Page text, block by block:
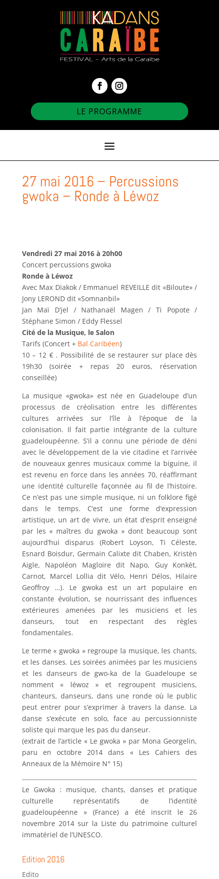
LE PROGRAMME
27 mai 2016 – Percussions
gwoka – Ronde à Léwoz
Vendredi 27 mai 2016 à 20h00
Concert percussions gwoka
Ronde à Léwoz
Avec Max Diakok / Emmanuel REVEILLE dit «Biloute» /
Jony LEROND dit «Somnanbil»
Jan Maï D’jel / Nathanaël Magen / Ti Popote /
Stéphane Simon / Eddy Flessel
Cité de la Musique, le Salon
Tarifs (Concert + Bal Caribéen)
10 – 12 € . Possibilité de se restaurer sur place dès
19h30 (soirée + repas 20 euros, réservation
conseillée)
La musique «gwoka» est née en Guadeloupe d’un
processus de créolisation entre les différentes
cultures arrivées sur l’île à l’époque de la
colonisation. Il fait partie intégrante de la culture
guadeloupéenne. S’il a connu une période de déni
avec le développement de la vie citadine et l’arrivée
de nouveaux genres musicaux comme la biguine, il
est revenu en force dans les années 70, réaffirmant
une identité culturelle façonnée au fil de l’histoire.
Ce n’est pas une simple musique, ni un folklore figé
dans le temps. C’est une forme d’expression
artistique, un art de vivre, un état d’esprit enseigné
par les « maîtres du gwoka » dont beaucoup sont
aujourd’hui disparus (Robert Loyson, Ti Céleste,
Esnard Boisdur, Germain Calixte dit Chaben, Kristèn
Aigle, Napoléon Magloire dit Napo, Guy Konkèt,
Carnot, Marcel Lollia dit Vélo, Henri Délos, Hilaire
Geoffroy …). Le gwoka est un art populaire en
constante évolution, se nourrissant des influences
extérieures amenées par les musiciens et les
danseurs, tout en respectant des règles
fondamentales.
Le terme « gwoka » regroupe la musique, les chants,
et les danses. Les soirées animées par les musiciens
et les danseurs de gwo-ka de la Guadeloupe se
nomment « léwoz » et regroupent musiciens,
chanteurs, danseurs, dans une ronde où le public
peut entrer pour s’exprimer à travers la danse. La
danse s’exécute en solo, face au percussionniste
soliste qui marque les pas du danseur.
(extrait de l’article « Le gwoka » par Mona Georgelin,
paru en octobre 2014 dans « Les Cahiers des
Anneaux de la Mémoire N° 15)
Le Gwoka : musique, chants, danses et pratique
culturelle représentatifs de l’identité
guadeloupéenne » (France) a été inscrit le 26
novembre 2014 sur la Liste du patrimoine culturel
immatériel de l’UNESCO.
Edition 2016
Edito